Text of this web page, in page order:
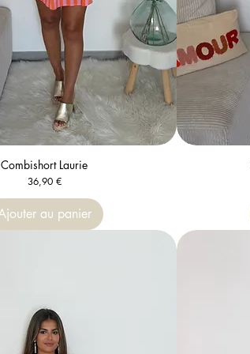
Aperçu rapide
Combishort Laurie
Prix
36,90 €
au panier